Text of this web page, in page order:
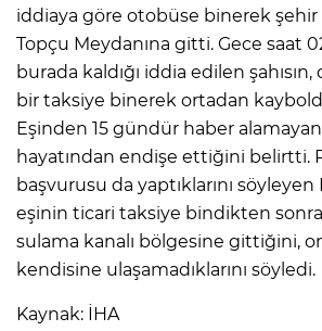
iddiaya göre otobüse binerek
Topçu Meydanına gitti. Gece saat
burada kaldığı iddia edilen
bir taksiye binerek ortadan
Eşinden 15 gündür haber
hayatından endişe ettiğini belirtti.
başvurusu da yaptıklarını
eşinin ticari taksiye bindikten
sulama kanalı bölgesine gittiğini,
kendisine ulaşamadıklarını söyledi.
Kaynak: İHA